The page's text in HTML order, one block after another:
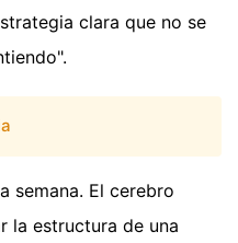
clara que no se
semana. El cerebro
la estructura de una